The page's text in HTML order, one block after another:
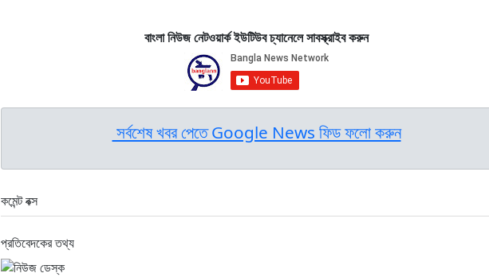
বাংলা নিউজ নেটওয়ার্ক ইউটিউব চ্যানেলে সাবস্ক্রাইব করুন
সর্বশেষ খবর পেতে Google News ফিড ফলো করুন
কমেন্ট বক্স
প্রতিবেদকের তথ্য